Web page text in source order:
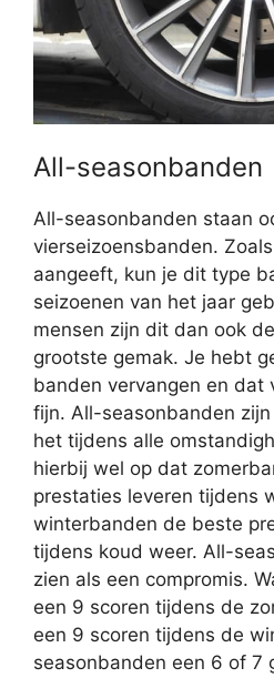
All-seasonbanden
All-seasonbanden staan
vierseizoensbanden.
aangeeft, kun je dit type
seizoenen van het jaar
mensen zijn dit dan ook
grootste gemak. Je hebt
banden vervangen en dat
fijn. All-seasonbanden
het tijdens alle
hierbij wel op dat
prestaties leveren tijdens
winterbanden de beste
tijdens koud weer. All-
zien als een compromis.
een 9 scoren tijdens de
een 9 scoren tijdens de
seasonbanden een 6 of 7